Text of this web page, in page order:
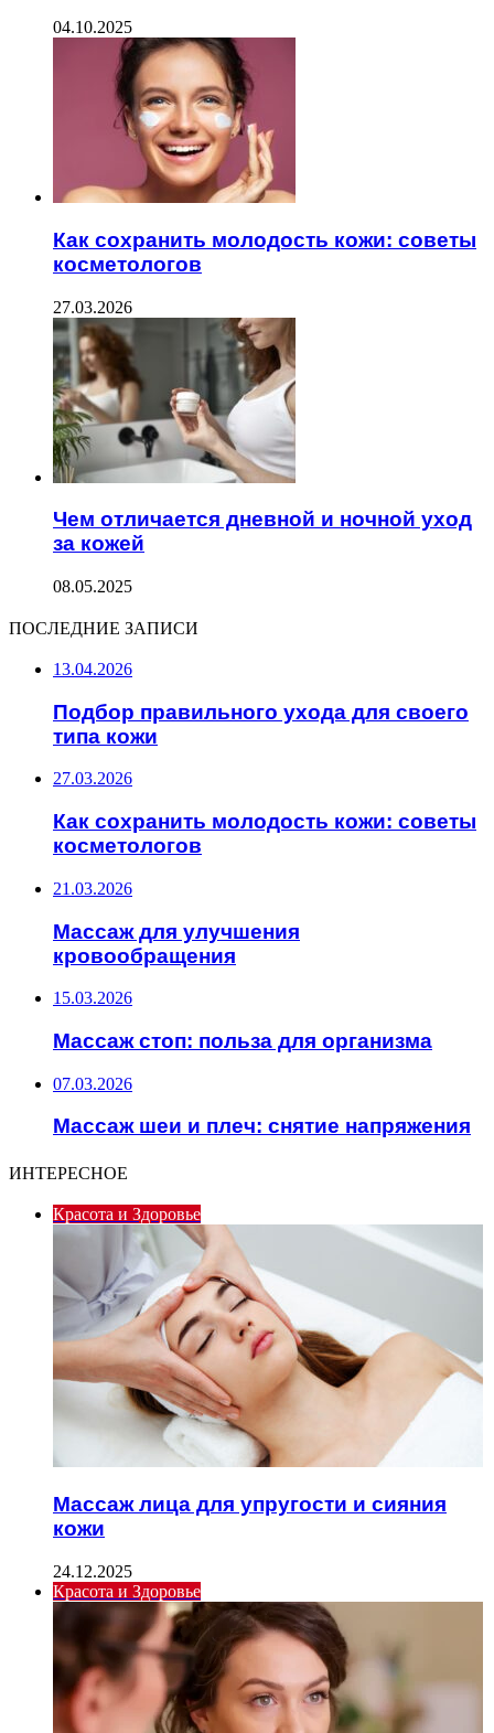
04.10.2025
Как сохранить молодость кожи: советы
косметологов
27.03.2026
Чем отличается дневной и ночной уход
за кожей
08.05.2025
ПОСЛЕДНИЕ ЗАПИСИ
13.04.2026
Подбор правильного ухода для своего
типа кожи
27.03.2026
Как сохранить молодость кожи: советы
косметологов
21.03.2026
Массаж для улучшения
кровообращения
15.03.2026
Массаж стоп: польза для организма
07.03.2026
Массаж шеи и плеч: снятие напряжения
ИНТЕРЕСНОЕ
Красота и Здоровье
Массаж лица для упругости и сияния
кожи
24.12.2025
Красота и Здоровье